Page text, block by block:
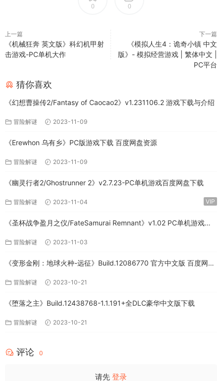
0 0
上一篇
《机械狂奔 英文版》科幻机甲射
击游戏-PC单机大作
下一篇
《模拟人生4：诡奇小镇 中文
版》- 模拟经营游戏 | 繁体中文 |
PC平台
猜你喜欢
《幻想曹操传2/Fantasy of Caocao2》v1.231106.2 游戏下载与介绍
冒险解谜 2023-11-09
《Erewhon 乌有乡》PC版游戏下载 百度网盘资源
冒险解谜 2023-11-09
《幽灵行者2/Ghostrunner 2》v2.7.23-PC单机游戏百度网盘下载
冒险解谜 2023-11-04 VIP
《圣杯战争盈月之仪/FateSamurai Remnant》v1.02 PC单机游戏下
冒险解谜 2023-11-03
《变形金刚：地球火种-远征》Build.12086770 官方中文版 百度网盘
冒险解谜 2023-10-21
《堕落之主》Build.12438768-1.1.191+全DLC豪华中文版下载
冒险解谜 2023-10-21
评论 0
请先 登录